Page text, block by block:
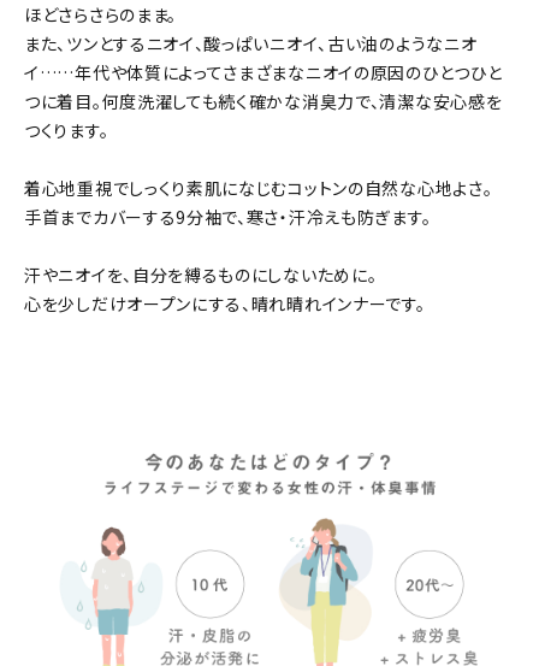
ほどさらさらのまま。
また、ツンとするニオイ、酸っぱいニオイ、古い油のようなニオ
イ……年代や体質によってさまざまなニオイの原因のひとつひと
つに着目。何度洗濯しても続く確かな消臭力で、清潔な安心感を
つくります。
着心地重視でしっくり素肌になじむコットンの自然な心地よさ。
手首までカバーする9分袖で、寒さ・汗冷えも防ぎます。
汗やニオイを、自分を縛るものにしないために。
心を少しだけオープンにする、晴れ晴れインナーです。